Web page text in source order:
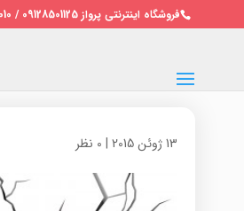
فروشگاه اینترنتی پرواز 09128501125 / 02122691010
13 ژوئن 2015 | 0 نظر